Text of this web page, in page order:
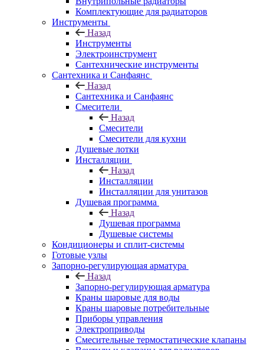
Комплектующие для радиаторов
Инструменты
Назад
Инструменты
Электроинструмент
Сантехнические инструменты
Сантехника и Санфаянс
Назад
Сантехника и Санфаянс
Смесители
Назад
Смесители
Смесители для кухни
Душевые лотки
Инсталляции
Назад
Инсталляции
Инсталляции для унитазов
Душевая программа
Назад
Душевая программа
Душевые системы
Кондиционеры и сплит-системы
Готовые узлы
Запорно-регулирующая арматура
Назад
Запорно-регулирующая арматура
Краны шаровые для воды
Краны шаровые потребительные
Приборы управления
Электроприводы
Смесительные термостатические клапаны